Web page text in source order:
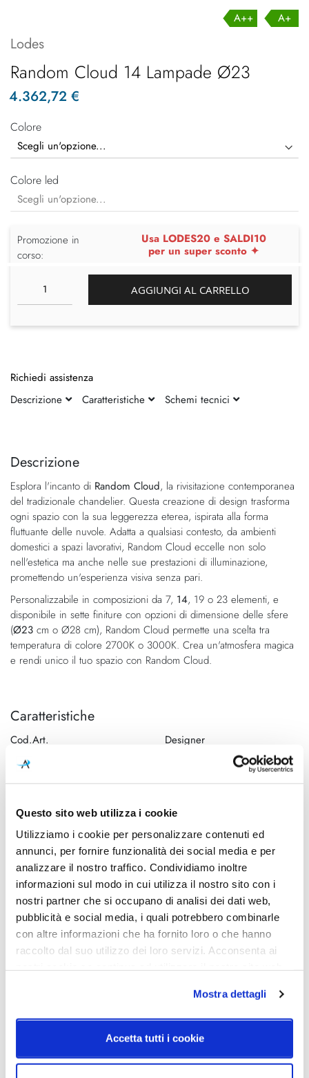
Questo sito web utilizza i cookie
Utilizziamo i cookie per personalizzare contenuti ed
annunci, per fornire funzionalità dei social media e per
analizzare il nostro traffico. Condividiamo inoltre
informazioni sul modo in cui utilizza il nostro sito con i
nostri partner che si occupano di analisi dei dati web,
pubblicità e social media, i quali potrebbero combinarle
con altre informazioni che ha fornito loro o che hanno
raccolto dal suo utilizzo dei loro servizi. Acconsenta ai
Mostra dettagli
Accetta tutti i cookie
fine
galleria
di
immagini
della
di
immagini
Descrizione
Esplora l'incanto di Random Cloud, la rivisitazione contemporanea
del tradizionale chandelier. Questa creazione di design trasforma
ogni spazio con la sua leggerezza eterea, ispirata alla forma
fluttuante delle nuvole. Adatta a qualsiasi contesto, da ambienti
domestici a spazi lavorativi, Random Cloud eccelle non solo
nell'estetica ma anche nelle sue prestazioni di illuminazione,
promettendo un'esperienza visiva senza pari.
Personalizzabile in composizioni da 7, 14, 19 o 23 elementi, e
disponibile in sette finiture con opzioni di dimensione delle sfere
(Ø23 cm o Ø28 cm), Random Cloud permette una scelta tra
temperatura di colore 2700K o 3000K. Crea un'atmosfera magica
e rendi unico il tuo spazio con Random Cloud.
Caratteristiche
Cod.Art.
Ø23
Designer
Chia-Ying Lee, 2024
Ø 230mm - 1030x910mm
Led integrato
Potenza e attacco
LED 2700K/3000K - 70W -
6300lm/6720lm - CRI90
Dimmerazione
Dimmerabile
Classe energetica
A++, A+
A++ A+
Lodes
Random Cloud 14 Lampade Ø23
4.362,72 €
Colore
Colore led
Promozione in
corso:
Usa LODES20 e SALDI10
per un super sconto ✦
AGGIUNGI AL CARRELLO
Richiedi assistenza
Descrizione
Caratteristiche Schemi tecnici